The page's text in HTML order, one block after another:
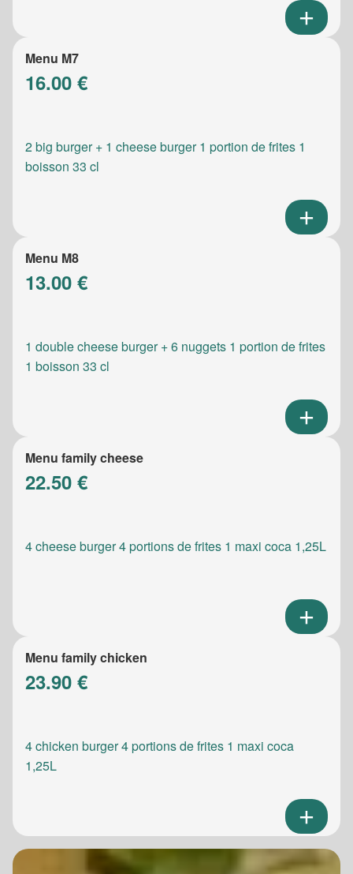
Menu M7
16.00 €
2 big burger + 1 cheese burger 1 portion de frites 1
boisson 33 cl
Menu M8
13.00 €
1 double cheese burger + 6 nuggets 1 portion de frites
1 boisson 33 cl
Menu family cheese
22.50 €
4 cheese burger 4 portions de frites 1 maxi coca 1,25L
Menu family chicken
23.90 €
4 chicken burger 4 portions de frites 1 maxi coca
1,25L